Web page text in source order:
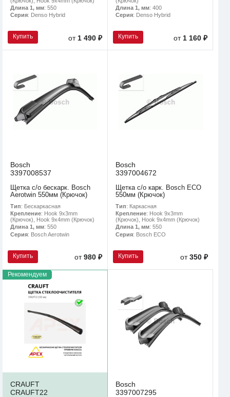
Длина 1, мм: 550
Серия: Denso Hybrid
Купить от 1 490 ₽
Длина 1, мм: 400
Серия: Denso Hybrid
Купить от 1 160 ₽
Bosch
3397008537
Щетка с/о бескарк. Bosch
Aerotwin 550мм (Крючок)
Тип: Бескаркасная
Крепление: Hook 9x3mm
(Крючок), Hook 9x4mm (Крючок)
Длина 1, мм: 550
Серия: Bosch Aerotwin
Купить от980 ₽
Bosch
3397004672
Щетка с/о карк. Bosch ECO
550мм (Крючок)
Тип: Каркасная
Крепление: Hook 9x3mm
(Крючок), Hook 9x4mm (Крючок)
Длина 1, мм: 550
Серия: Bosch ECO
Купить от350 ₽
Рекомендуем
CRAUFT
CRAUFT22
Bosch
3397007295